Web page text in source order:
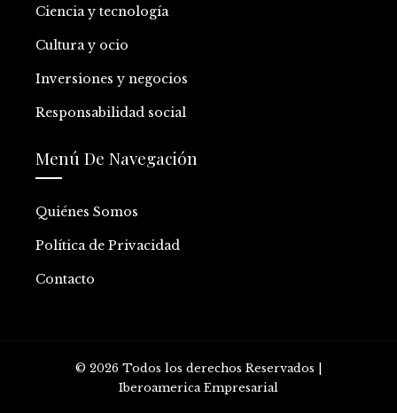
Ciencia y tecnología
Cultura y ocio
Inversiones y negocios
Responsabilidad social
Menú De Navegación
Quiénes Somos
Política de Privacidad
Contacto
© 2026 Todos los derechos Reservados |
Iberoamerica Empresarial